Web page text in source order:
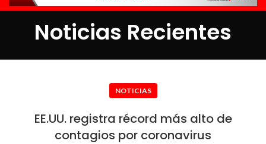
Noticias Recientes
NOTICIAS
EE.UU. registra récord más alto de
contagios por coronavirus